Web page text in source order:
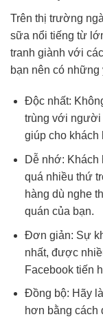
Trên thị trường
sữa nổi tiếng từ
tranh giành với
bạn nên có những
Độc nhất:
trùng với người
giúp cho khách
Dễ nhớ: Khách
quá nhiều thứ
hàng dù nghe
quán của bạn.
Đơn giản: Sự
nhất, được
Facebook tiến
Đồng bộ: Hãy
hơn bằng cách